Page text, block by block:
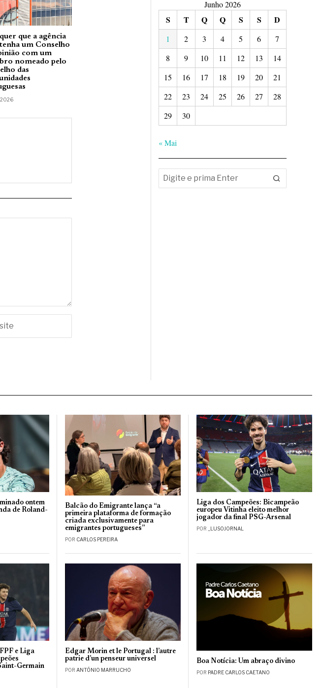
que a agência
um Conselho
com um
nomeado pelo
das
2026
Junho 2026
S T Q Q S S D
1 2 3 4 5 6
7
8
9 10 11 12 13
14
15
16 17 18 19 20
21
22
23 24 25 26 27
28
29
30
« Mai
ontem
de Roland-
Balcão do Emigrante lança “a
primeira plataforma de formação
criada exclusivamente para
emigrantes portugueses”
POR CARLOS PEREIRA
Liga dos Campeões: Bicampeão
europeu Vitinha eleito melhor
jogador da final PSG-Arsenal
POR _LUSOJORNAL
e Liga
Germain
Edgar Morin et le Portugal : l’autre
patrie d’un penseur universel
POR ANTÓNIO MARRUCHO
Boa Notícia: Um abraço divino
POR PADRE CARLOS CAETANO